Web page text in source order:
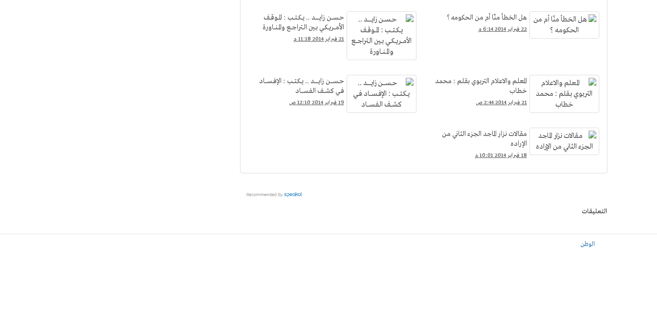
هل الخطأ منّا أم من الحكومه ؟
22 فبراير 2014 6:14 م
حــســـن زايــــــــد .. يــكــتـــب : المـــوقــف
الأمـــريــكــي بــين الــتراجـــع والمــنـــاورة
21 فبراير 2014 11:18 م
المعلم والاعلام التربوي بقلم : محمد
خطاب
21 فبراير 2014 2:44 ص
حــســـــن زايــــــــد .. يــكـتـــب : الإفــســــاد
فــي كشـــف الفـســــاد
19 فبراير 2014 12:10 ص
مقالات نزار الماجد الجزء الثاني من
الإراده
18 فبراير 2014 10:01 م
التعليقات
الوطن